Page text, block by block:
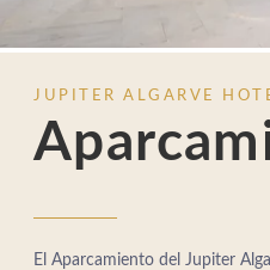
JUPITER ALGARVE
El Aparcamiento del Jupiter